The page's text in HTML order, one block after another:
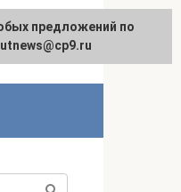
предложений по